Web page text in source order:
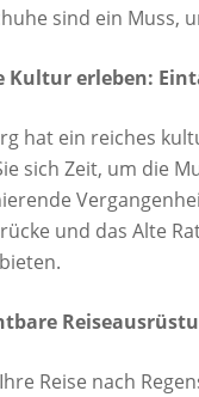
sind ein Muss,
Kultur erleben:
hat ein reiches
sich Zeit, um die
und das Alte
Reise nach